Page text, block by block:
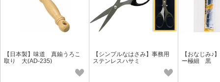
【日本製】味道 真鍮うろこ
取り 大(AD-235)
【シンプルなはさみ】事務用
ステンレスハサミ
【おなじみ♪
ー極細 黒